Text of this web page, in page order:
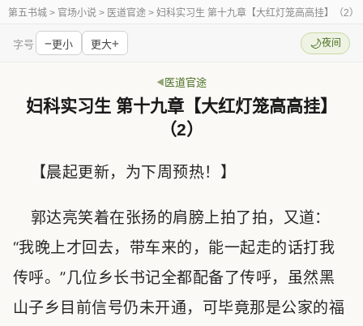
第五书城 > 官场小说 > 医道官途 > 妇科实习生 第十九章【大红灯笼高高挂】（2）
字号 −更小 更大+ 🌙夜间
医道官途
妇科实习生 第十九章【大红灯笼高高挂】
（2）
【晨起更新，为下周预热！】
郭达亮笑着在张扬的肩膀上拍了拍，又道：
“我晚上才回去，带车来的，能一起走的话打我
传呼。”几位乡长书记全都配备了传呼，虽然黑
山子乡目前信号仍未开通，可毕竟那是公家的福